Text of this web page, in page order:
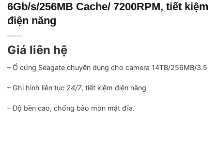
6Gb/s/256MB Cache/ 7200RPM, tiết kiệm
điện năng
Giá liên hệ
– Ổ cứng Seagate chuyên dụng cho camera 14TB/256MB/3.5
– Ghi hình liên tục 24/7, tiết kiệm điện năng
– Độ bền cao, chống bào mòn mặt đĩa.